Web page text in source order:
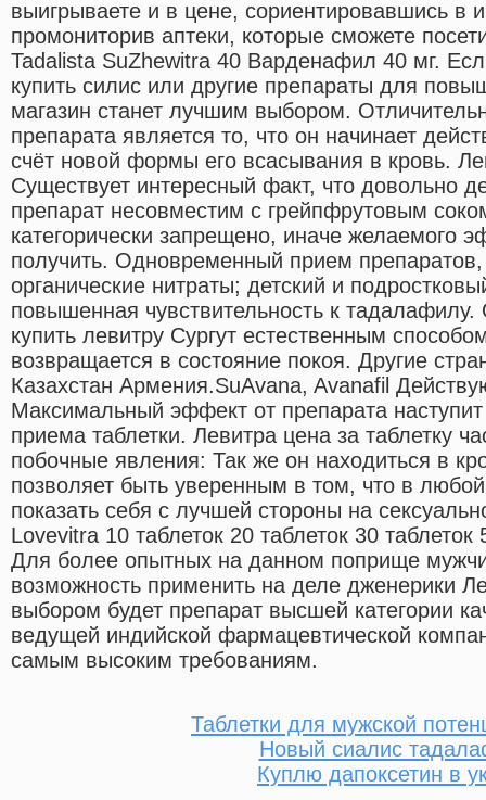
выигрываете и в цене, сориентировавшись в
промониторив аптеки, которые сможете
Tadalista SuZhewitra 40 Варденафил 40 мг.
купить силис или другие препараты для
магазин станет лучшим выбором.
препарата является то, что он начинает
счёт новой формы его всасывания в кровь.
Существует интересный факт, что довольно
препарат несовместим с грейпфрутовым
категорически запрещено, иначе желаемого
получить. Одновременный прием
органические нитраты; детский и
повышенная чувствительность к тадалафилу.
купить левитру Сургут естественным
возвращается в состояние покоя. Другие
Казахстан Армения.SuAvana, Avanafil
Максимальный эффект от препарата
приема таблетки. Левитра цена за таблетку
побочные явления: Так же он находиться в
позволяет быть уверенным в том, что в
показать себя с лучшей стороны на
Lovevitra 10 таблеток 20 таблеток 30 таблеток
Для более опытных на данном поприще
возможность применить на деле дженерики
выбором будет препарат высшей категории
ведущей индийской фармацевтической
самым высоким требованиям.
Таблетки для мужской
Новый сиалис
Куплю дапоксетин в